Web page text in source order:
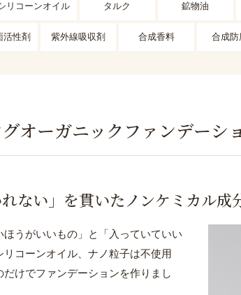
リコーンオイル タルク 鉱物油
活性剤 紫外線吸収剤 合成香料 合成防
オーガニックファンデーシ
れない」を貫いたノンケミカル成
うがいいもの」と「入っていていい
コーンオイル、ナノ粒子は不使用
けでファンデーションを作りまし